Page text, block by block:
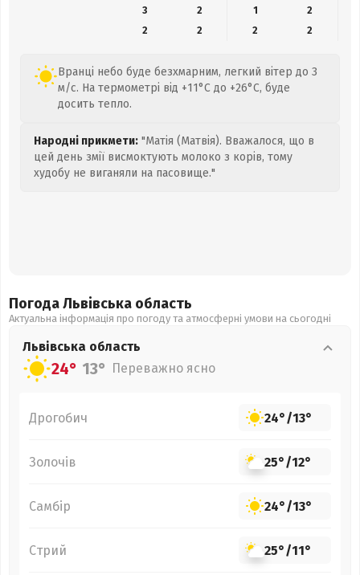
3
2 1
2
2
2 2 2
Вранці небо буде безхмарним, легкий вітер до 3
м/с. На термометрі від +11°C до +26°C, буде
досить тепло.
Народні прикмети: "Матія (Матвія). Вважалося, що в
цей день змії висмоктують молоко з корів, тому
худобу не виганяли на пасовище."
Погода Львівська область
Актуальна інформація про погоду та атмосферні умови на сьогодні
Львівська область
24° 13° Переважно ясно
Дрогобич 24°/13°
Золочів 25°/12°
Самбір 24°/13°
Стрий 25°/11°